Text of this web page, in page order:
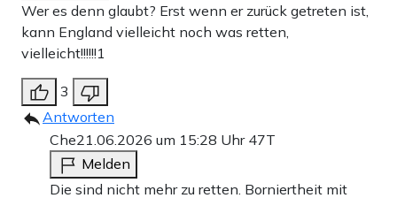
Wer es denn glaubt? Erst wenn er zurück getreten ist,
kann England vielleicht noch was retten,
vielleicht!!!!!!1
3
Antworten
Che21.06.2026 um 15:28 Uhr 47T
Melden
Die sind nicht mehr zu retten. Borniertheit mit